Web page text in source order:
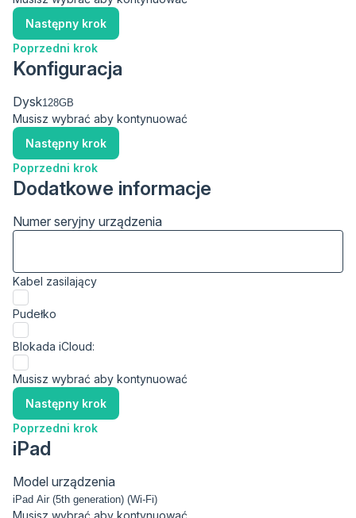
Następny krok
Poprzedni krok
Konfiguracja
Dysk
Musisz wybrać aby kontynuować
Następny krok
Poprzedni krok
Dodatkowe informacje
Numer seryjny urządzenia
Kabel zasilający
Pudełko
Blokada iCloud:
Musisz wybrać aby kontynuować
Następny krok
Poprzedni krok
iPad
Model urządzenia
Musisz wybrać aby kontynuować